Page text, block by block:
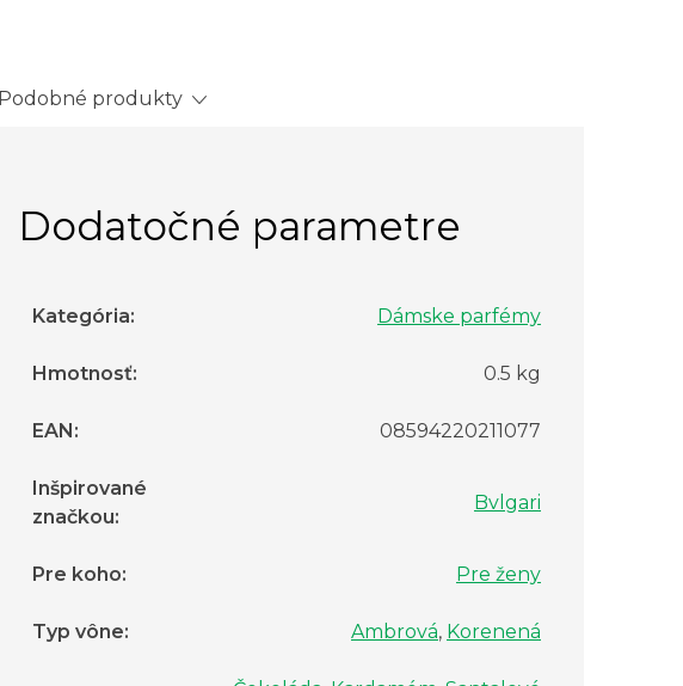
Podobné produkty
Dodatočné parametre
Kategória: Dámske parfémy
Hmotnosť: 0.5 kg
EAN : 08594220211077
Inšpirované
značkou:
Bvlgari
Pre koho: Pre ženy
Typ vône: Ambrová, Korenená